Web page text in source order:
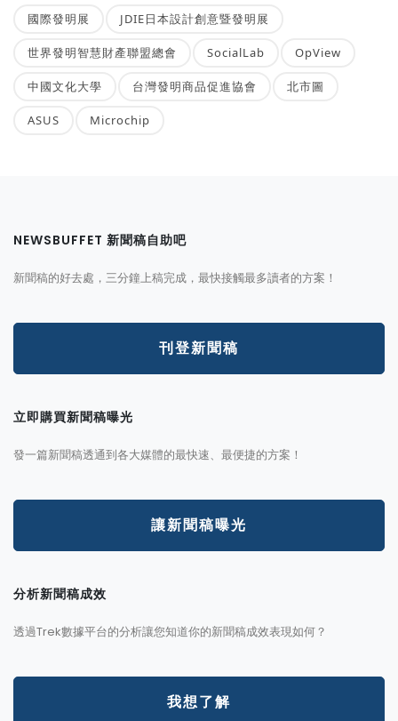
國際發明展 JDIE日本設計創意暨發明展
世界發明智慧財產聯盟總會 SocialLab OpView
中國文化大學 台灣發明商品促進協會 北市圖
ASUS Microchip
NEWSBUFFET 新聞稿自助吧
新聞稿的好去處，三分鐘上稿完成，最快接觸最多讀者的方案！
刊登新聞稿
立即購買新聞稿曝光
發一篇新聞稿透通到各大媒體的最快速、最便捷的方案！
讓新聞稿曝光
分析新聞稿成效
透過Trek數據平台的分析讓您知道你的新聞稿成效表現如何？
我想了解